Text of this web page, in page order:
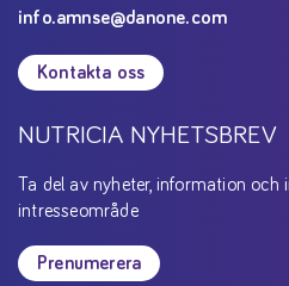
info.amnse@danone.com
Kontakta oss
NUTRICIA NYHETSBREV
Ta del av nyheter, information
intresseområde
Prenumerera